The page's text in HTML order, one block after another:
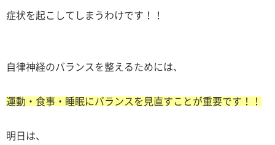
症状を起こしてしまうわけです！！
自律神経のバランスを整えるためには、
運動・食事・睡眠にバランスを見直すことが重要です！！
明日は、